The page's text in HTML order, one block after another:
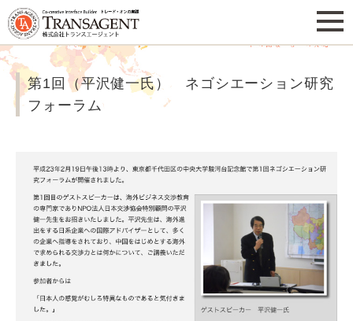
資料請求 TA 上海
第1回（平沢健一氏） ネゴシエーション研究
フォーラム